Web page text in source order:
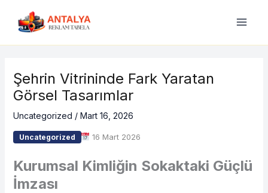
Şehrin Vitrininde Fark Yaratan
Görsel Tasarımlar
Uncategorized / Mart 16, 2026
Uncategorized 16 Mart 2026
Kurumsal Kimliğin Sokaktaki Güçlü
İmzası